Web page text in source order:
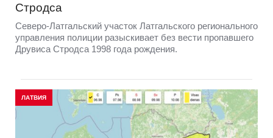
Стродса
Северо-Латгальский участок Латгальского регионального
управления полиции разыскивает без вести пропавшего
Друвиса Стродса 1998 года рождения.
ЛАТВИЯ